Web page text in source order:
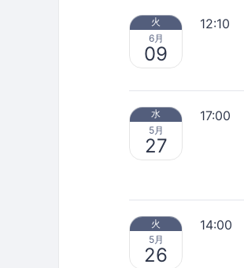
火
6月
09
12:10
水
5月
27
17:00
火
5月
26
14:00